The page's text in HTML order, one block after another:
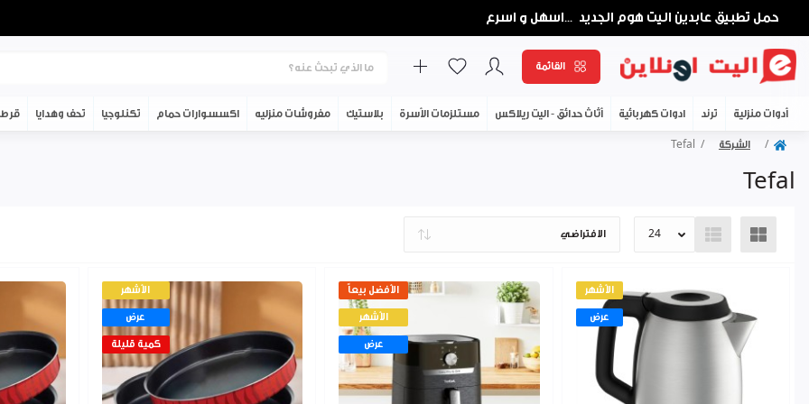
حمل تطبيق عابدين اليت هوم الجديد ...اسهل و اسرع
القائمة
أدوات منزلية ترند ادوات كهربائية أثاث حدائق - اليت ريلاكس مستلزمات الأسرة بلاستيك مفروشات منزليه اكسسوارات حمام تكنلوجيا تحف وهدايا
الشركة Tefal
Tefal
الأشهر
عرض
كمية قليلة
الأفضل بيعاً
الأشهر
عرض
الأشهر
عرض